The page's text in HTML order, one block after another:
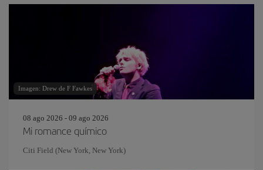
Imagen: Drew de F Fawkes
08 ago 2026 - 09 ago 2026
Mi romance químico
Citi Field (New York, New York)